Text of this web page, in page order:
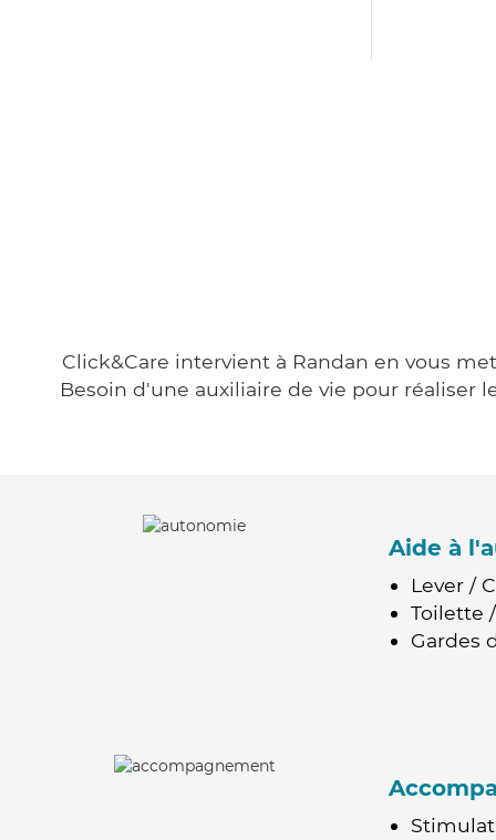
Click&Care intervient à Randan en vous
Besoin d'une auxiliaire de vie pour réaliser
Aide à
Lever /
Toilette
Gardes